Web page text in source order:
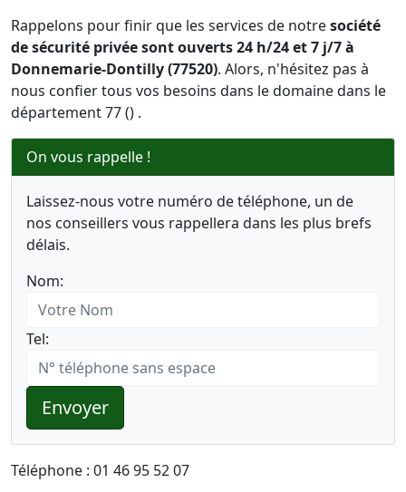
Rappelons pour finir que les services de notresociété
de sécurité privée sont ouverts 24 h/24 et 7 j/7 à
Donnemarie-Dontilly (77520). Alors, n'hésitez pas à
nous confier tous vos besoins dans le domaine dans le
département 77 () .
On vous rappelle !
Laissez-nous votre numéro de téléphone, un de
nos conseillers vous rappellera dans les plus brefs
délais.
Nom:
Tel:
Envoyer
Téléphone : 01 46 95 52 07